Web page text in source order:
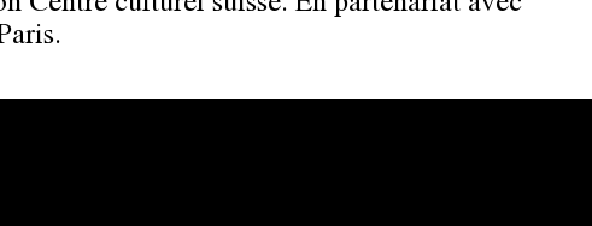
Centre culturel suisse. En partenariat avec